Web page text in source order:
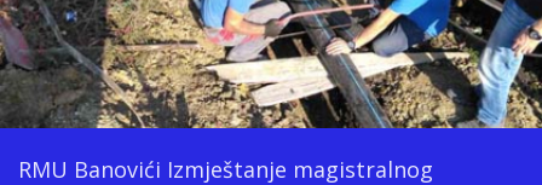
RMU Banovići Izmještanje magistralnog